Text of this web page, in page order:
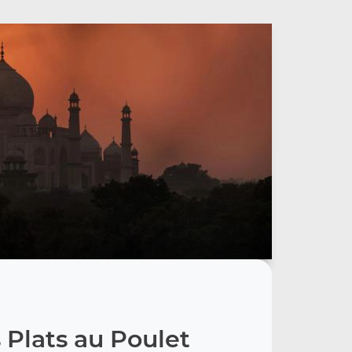
Plats au Poulet